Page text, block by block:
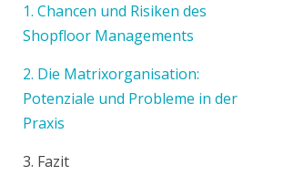
1. Chancen und Risiken des
Shopfloor Managements
2. Die Matrixorganisation:
Potenziale und Probleme in der
Praxis
3. Fazit